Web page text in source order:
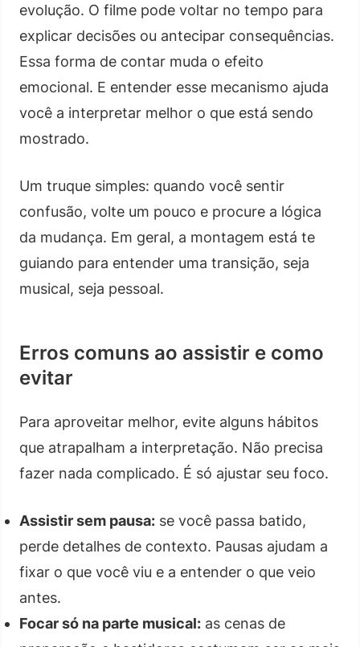
evolução. O filme pode voltar no tempo para
explicar decisões ou antecipar consequências.
Essa forma de contar muda o efeito
emocional. E entender esse mecanismo ajuda
você a interpretar melhor o que está sendo
mostrado.
Um truque simples: quando você sentir
confusão, volte um pouco e procure a lógica
da mudança. Em geral, a montagem está te
guiando para entender uma transição, seja
musical, seja pessoal.
Erros comuns ao assistir e como
evitar
Para aproveitar melhor, evite alguns hábitos
que atrapalham a interpretação. Não precisa
fazer nada complicado. É só ajustar seu foco.
Assistir sem pausa: se você passa batido,
perde detalhes de contexto. Pausas ajudam a
fixar o que você viu e a entender o que veio
antes.
Focar só na parte musical: as cenas de